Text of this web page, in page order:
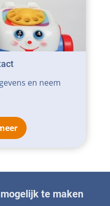
en neem
te maken